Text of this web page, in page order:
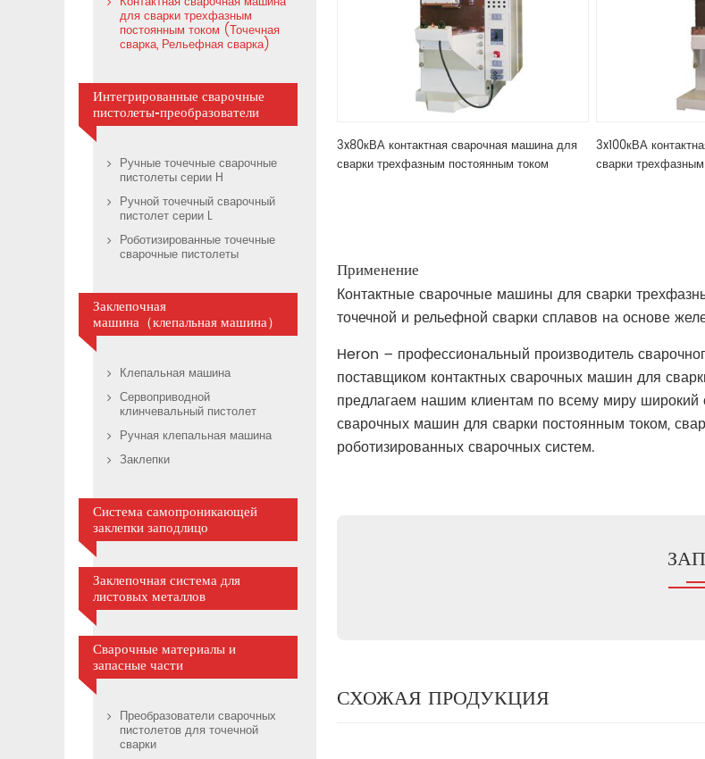
3x80кВА контактная сварочная машина для
сварки трехфазным постоянным током
3x100кВА
сварки
Применение
Контактные сварочные машины для сварки
точечной и рельефной сварки сплавов на основе
Heron – профессиональный производитель
поставщиком контактных сварочных машин для
предлагаем нашим клиентам по всему миру широкий
сварочных машин для сварки постоянным током,
роботизированных сварочных систем.
СХОЖАЯ ПРОДУКЦИЯ
для сварки трехфазным
постоянным током (Точечная
сварка, Рельефная сварка)
Интегрированные сварочные
пистолеты-преобразователи
Ручные точечные сварочные
пистолеты серии H
Ручной точечный сварочный
пистолет серии L
Роботизированные точечные
сварочные пистолеты
Заклепочная
машина（клепальная машина）
Клепальная машина
Сервоприводной
клинчевальный пистолет
Ручная клепальная машина
Заклепки
Система самопроникающей
заклепки заподлицо
Заклепочная система для
листовых металлов
Сварочные материалы и
запасные части
Преобразователи сварочных
пистолетов для точечной
сварки